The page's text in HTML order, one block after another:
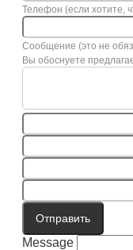
Телефон (если хотите,
Сообщение (это не
Вы обоснуете
Отправить
Message